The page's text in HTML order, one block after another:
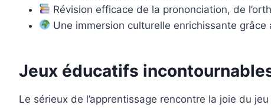
Révision efficace de la prononciation, de
Une immersion culturelle enrichissante
Jeux éducatifs
Le sérieux de l’apprentissage rencontre la joie du